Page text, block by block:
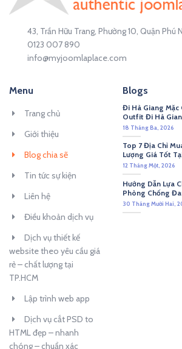
43, Trần Hữu Trang, Phường 10, Quận Phú
0123 007 890
info@myjoomlaplace.com
Menu
Trang chủ
Giới thiệu
Blog chia sẽ
Tin tức sự kiện
Liên hệ
Điều khoản dịch vụ
Dịch vụ thiết kế
website theo yêu cầu giá
rẻ – chất lượng tại
TP.HCM
Lập trình web app
Dịch vụ cắt PSD to
HTML đẹp – nhanh
chóng – chuẩn xác
Blogs
Đi Hà Giang Mặc
Outfit Đi Hà
18 Tháng Ba, 2026
Top 7 Địa Chỉ
Lượng Giá Tốt
12 Tháng Một, 2026
Hướng Dẫn Lựa
Phòng Chống
30 Tháng Mười Hai,